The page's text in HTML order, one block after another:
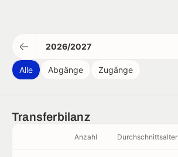
2026/2027
Alle Abgänge Zugänge
Transferbilanz
Anzahl Durchschnittsalter